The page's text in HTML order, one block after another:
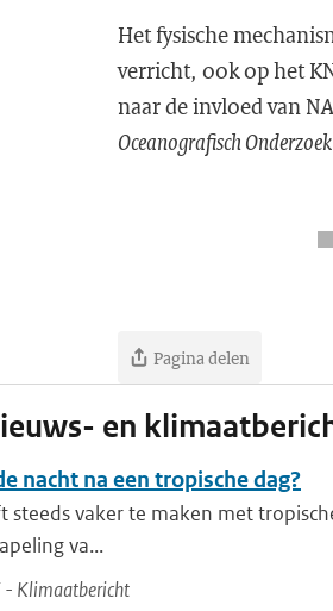
Het fysische
verricht, ook op het
naar de invloed van
Oceanografisch Onderzoek
Pagina delen
en
nacht na een tropische dag?
steeds vaker te maken met
va...
- Klimaatbericht